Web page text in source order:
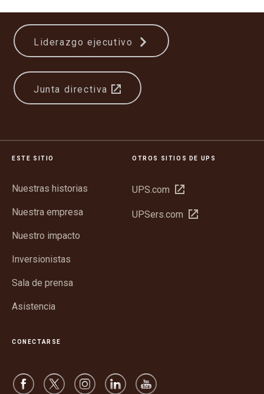
Liderazgo ejecutivo
Junta directiva
ESTE SITIO
Nuestras historias
Nuestra empresa
Nuestro impacto
Inversionistas
Sala de prensa
Asistencia
OTROS SITIOS DE UPS
UPS.com Abrir
una
UPSers.com Abrir
CONECTARSE